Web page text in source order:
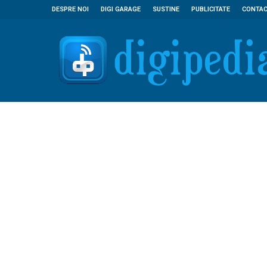
DESPRE NOI DIGI GARAGE SUSTINE PUBLICITATE